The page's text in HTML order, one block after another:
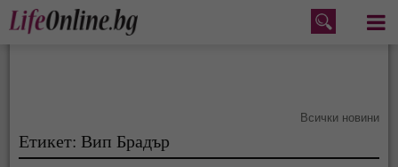
Меню
Всички новини
Етикет: Вип Брадър